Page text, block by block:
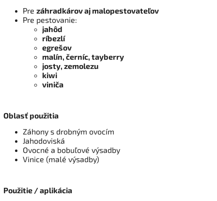
Pre záhradkárov aj malopestovateľov
Pre pestovanie:
jahôd
ríbezlí
egrešov
malín, černíc, tayberry
josty, zemolezu
kiwi
viniča
Oblasť použitia
Záhony s drobným ovocím
Jahodoviská
Ovocné a bobuľové výsadby
Vinice (malé výsadby)
Použitie / aplikácia